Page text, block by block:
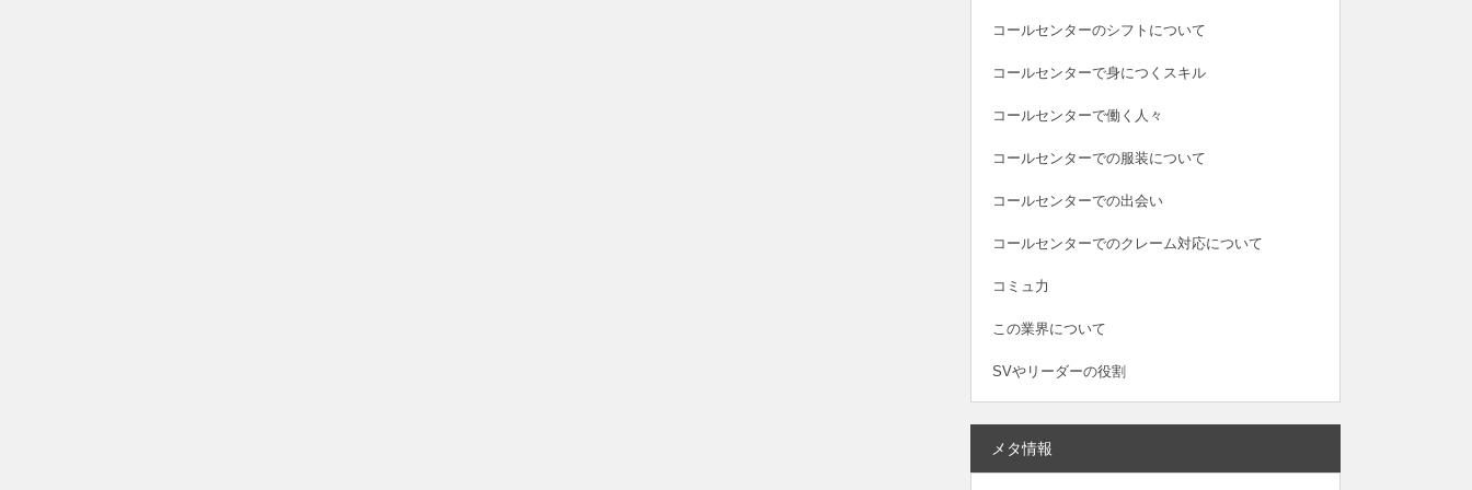
コールセンターのシフトについて
コールセンターで身につくスキル
コールセンターで働く人々
コールセンターでの服装について
コールセンターでの出会い
コールセンターでのクレーム対応について
コミュ力
この業界について
SVやリーダーの役割
メタ情報